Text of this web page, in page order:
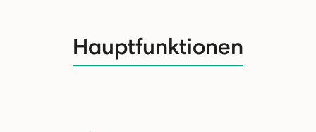
Hauptfunktionen